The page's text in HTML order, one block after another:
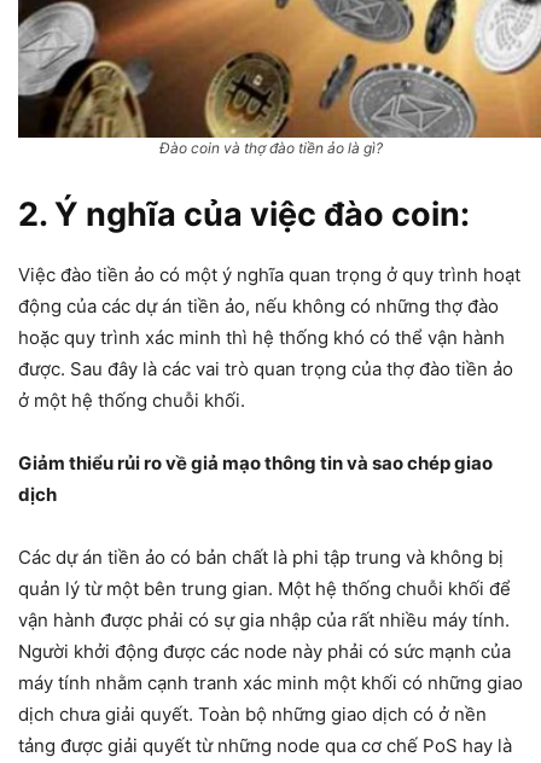
Đào coin và thợ đào tiền ảo là gì?
2. Ý nghĩa của việc đào coin:
Việc đào tiền ảo có một ý nghĩa quan trọng ở quy trình hoạt
động của các dự án tiền ảo, nếu không có những thợ đào
hoặc quy trình xác minh thì hệ thống khó có thể vận hành
được. Sau đây là các vai trò quan trọng của thợ đào tiền ảo
ở một hệ thống chuỗi khối.
Giảm thiểu rủi ro về giả mạo thông tin và sao chép giao
dịch
Các dự án tiền ảo có bản chất là phi tập trung và không bị
quản lý từ một bên trung gian. Một hệ thống chuỗi khối để
vận hành được phải có sự gia nhập của rất nhiều máy tính.
Người khởi động được các node này phải có sức mạnh của
máy tính nhằm cạnh tranh xác minh một khối có những giao
dịch chưa giải quyết. Toàn bộ những giao dịch có ở nền
tảng được giải quyết từ những node qua cơ chế PoS hay là